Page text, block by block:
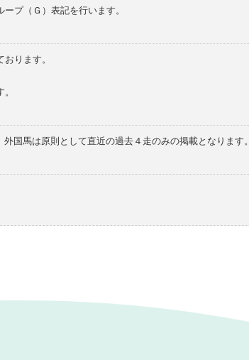
プ（Ｇ）表記を行います。
ります。
国馬は原則として直近の過去４走のみの掲載となります。